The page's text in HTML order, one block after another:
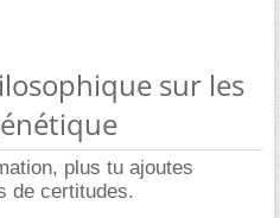
sur les
plus tu ajoutes
de certitudes.